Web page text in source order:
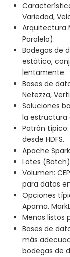
Variedad,
Arquitectura
Paralelo).
Bodegas de
estático,
lentamente.
Bases de
Netezza,
Soluciones
la estructura
Patrón
desde HDFS.
Apache
Lotes
Volumen:
para datos
Opciones
Apama,
Menos listos
Bases de
más
bodegas de